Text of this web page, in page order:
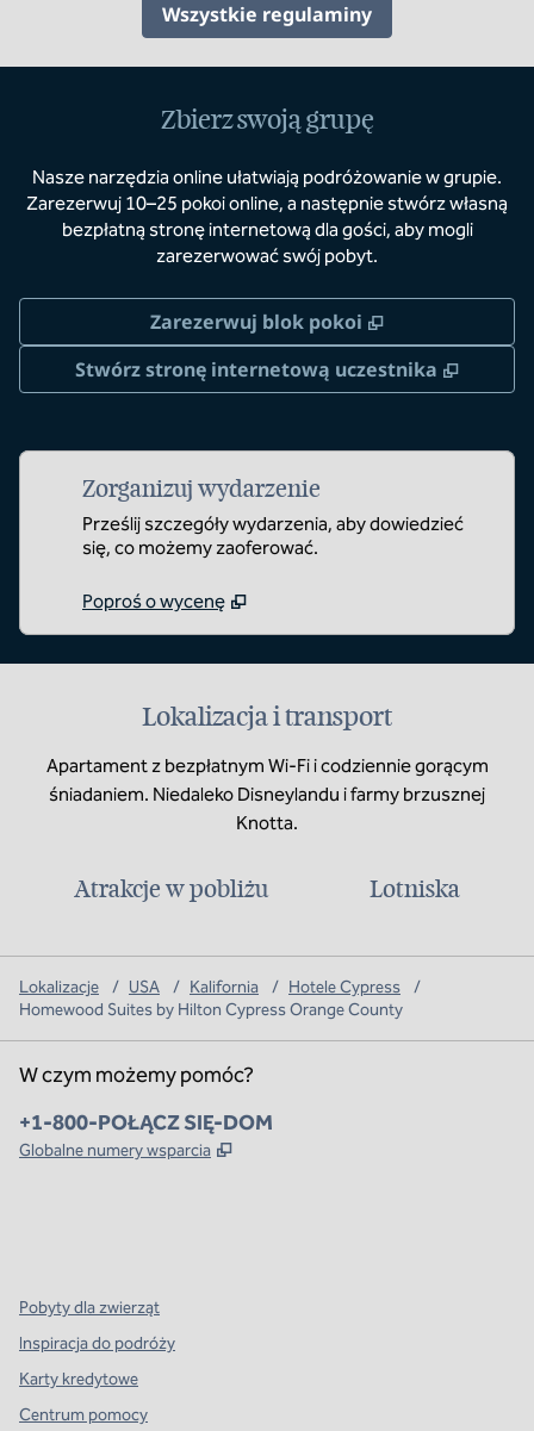
Wszystkie regulaminy
Zbierz swoją grupę
Nasze narzędzia online ułatwiają podróżowanie w grupie.
Zarezerwuj 10–25 pokoi online, a następnie stwórz własną
bezpłatną stronę internetową dla gości, aby mogli
zarezerwować swój pobyt.
Zarezerwuj blok pokoi ,
Stwórz stronę internetową uczestnika
,
Zorganizuj wydarzenie
Prześlij szczegóły wydarzenia, aby dowiedzieć
się, co możemy zaoferować.
Poproś o wycenę
Lokalizacja i transport
Apartament z bezpłatnym Wi-Fi i codziennie gorącym
śniadaniem. Niedaleko Disneylandu i farmy brzusznej
Knotta.
Atrakcje w pobliżu Lotniska
Lokalizacje / USA / Kalifornia / Hotele Cypress
/
Homewood Suites by Hilton Cypress Orange County
W czym możemy pomóc?
Telefon:
+1-800-POŁĄCZ SIĘ-DOM
Globalne numery wsparcia ,
Pobyty dla zwierząt
Inspiracja do podróży
Karty kredytowe
Centrum pomocy